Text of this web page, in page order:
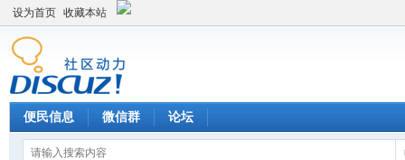
设为首页 收藏本站
便民信息 微信群 论坛